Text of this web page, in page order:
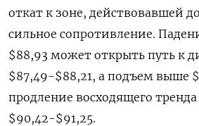
откат к зоне, действовавшей
сильное сопротивление.
$88,93 может открыть путь к
$87,49-$88,21, а подъем выше
продление восходящего
$90,42-$91,25.